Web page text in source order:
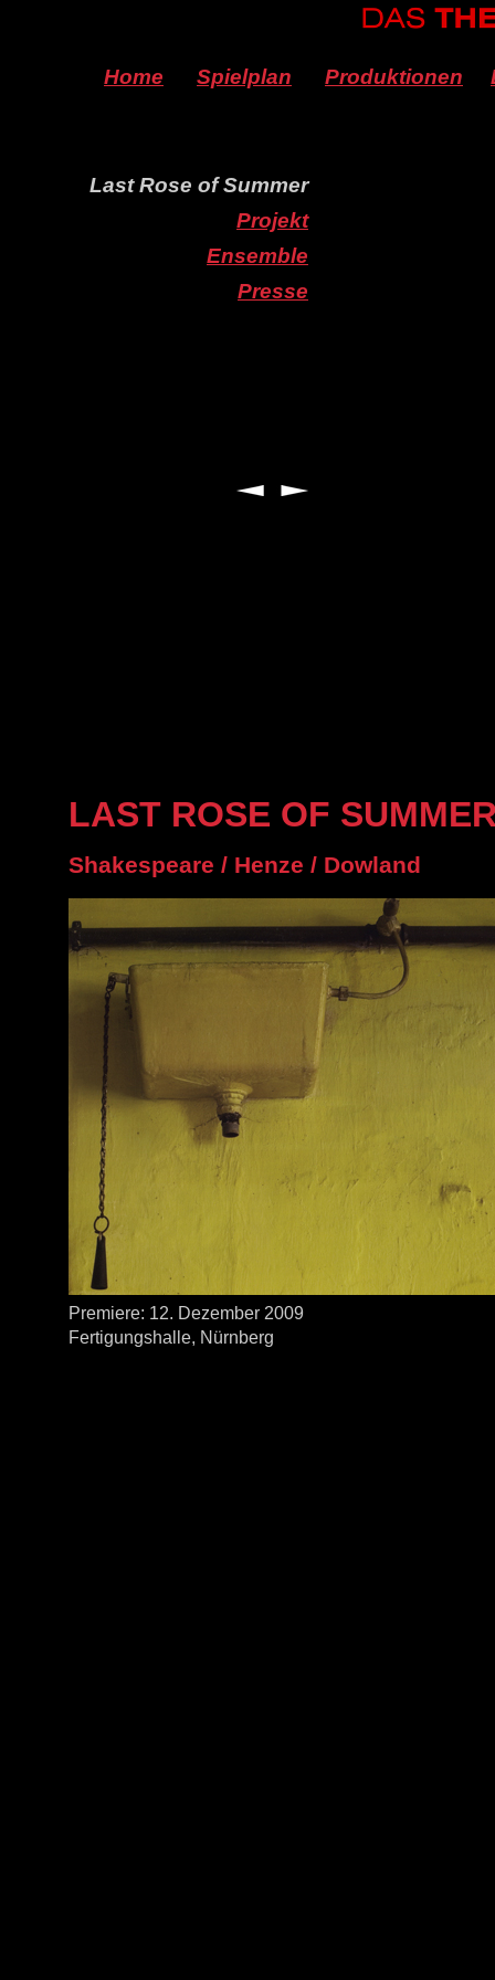
Home Spielplan Produktionen
Last Rose of Summer
Projekt
Ensemble
Presse
LAST ROSE OF
Shakespeare / Henze / Dowland
Premiere: 12. Dezember 2009
Fertigungshalle, Nürnberg